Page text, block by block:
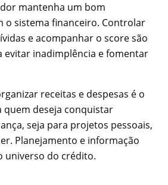
mantenha um bom
o sistema financeiro. Controlar
e acompanhar o score são
evitar inadimplência e fomentar
receitas e despesas é o
deseja conquistar
seja para projetos pessoais,
Planejamento e informação
universo do crédito.